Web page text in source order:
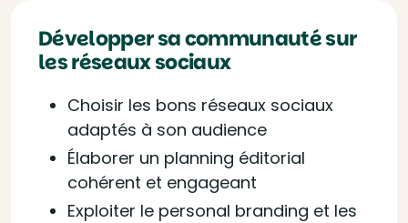
Développer sa communauté sur
les réseaux sociaux
Choisir les bons réseaux sociaux
adaptés à son audience
Élaborer un planning éditorial
cohérent et engageant
Exploiter le personal branding et les